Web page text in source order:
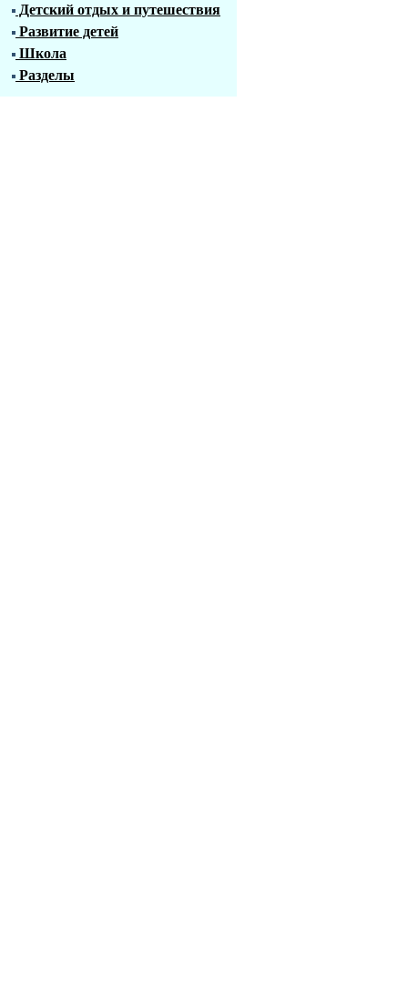
Детский отдых и путешествия
Развитие детей
Школа
Разделы